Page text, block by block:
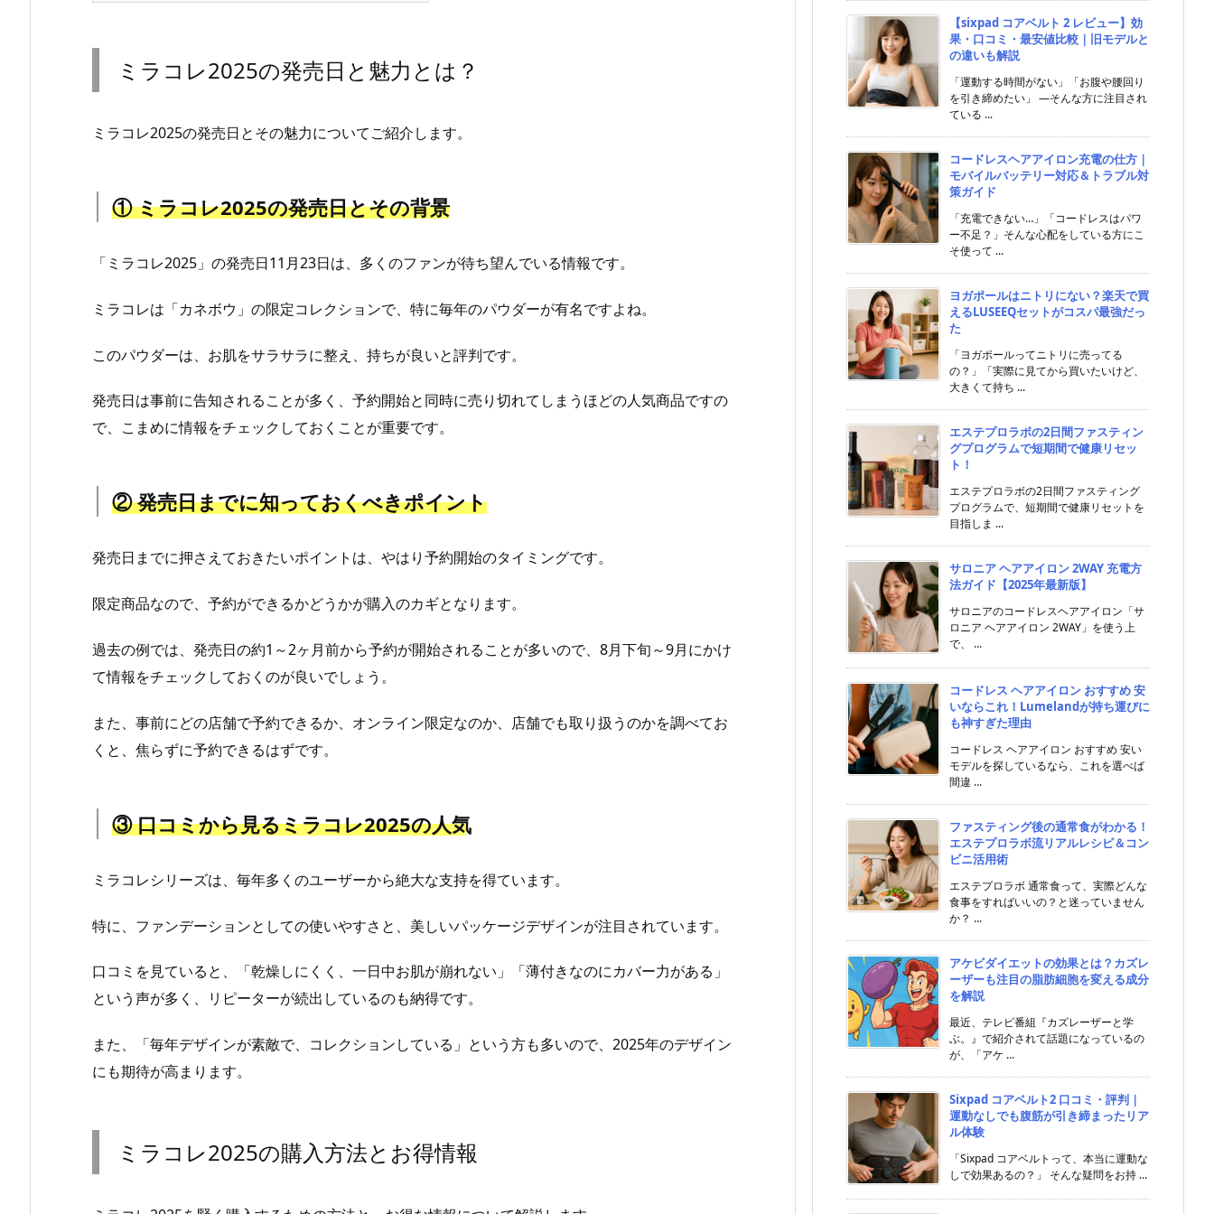
ミラコレ2025の発売日と魅力とは？
ミラコレ2025の発売日とその魅力についてご紹介します。
① ミラコレ2025の発売日とその背景
「ミラコレ2025」の発売日11月23日は、多くのファンが待ち望んでいる情報です。
ミラコレは「カネボウ」の限定コレクションで、特に毎年のパウダーが有名ですよね。
このパウダーは、お肌をサラサラに整え、持ちが良いと評判です。
発売日は事前に告知されることが多く、予約開始と同時に売り切れてしまうほどの人気商品ですの
で、こまめに情報をチェックしておくことが重要です。
② 発売日までに知っておくべきポイント
発売日までに押さえておきたいポイントは、やはり予約開始のタイミングです。
限定商品なので、予約ができるかどうかが購入のカギとなります。
過去の例では、発売日の約1～2ヶ月前から予約が開始されることが多いので、8月下旬～9月にかけ
て情報をチェックしておくのが良いでしょう。
また、事前にどの店舗で予約できるか、オンライン限定なのか、店舗でも取り扱うのかを調べてお
くと、焦らずに予約できるはずです。
③ 口コミから見るミラコレ2025の人気
ミラコレシリーズは、毎年多くのユーザーから絶大な支持を得ています。
特に、ファンデーションとしての使いやすさと、美しいパッケージデザインが注目されています。
口コミを見ていると、「乾燥しにくく、一日中お肌が崩れない」「薄付きなのにカバー力がある」
という声が多く、リピーターが続出しているのも納得です。
また、「毎年デザインが素敵で、コレクションしている」という方も多いので、2025年のデザイン
にも期待が高まります。
ミラコレ2025の購入方法とお得情報
【sixpad コアベルト 2 レビュー】効
果・口コミ・最安値比較｜旧モデルと
の違いも解説
「運動する時間がない」「お腹や腰回り
を引き締めたい」 ―そんな方に注目され
ている ...
コードレスヘアアイロン充電の仕方｜
モバイルバッテリー対応＆トラブル対
策ガイド
「充電できない…」「コードレスはパワ
ー不足？」そんな心配をしている方にこ
そ使って ...
ヨガポールはニトリにない？楽天で買
えるLUSEEQセットがコスパ最強だっ
た
「ヨガポールってニトリに売ってる
の？」「実際に見てから買いたいけど、
大きくて持ち ...
エステプロラボの2日間ファスティン
グプログラムで短期間で健康リセッ
ト！
エステプロラボの2日間ファスティング
プログラムで、短期間で健康リセットを
目指しま ...
サロニア ヘアアイロン 2WAY 充電方
法ガイド【2025年最新版】
サロニアのコードレスヘアアイロン「サ
ロニア ヘアアイロン 2WAY」を使う上
で、 ...
コードレス ヘアアイロン おすすめ 安
いならこれ！Lumelandが持ち運びに
も神すぎた理由
コードレス ヘアアイロン おすすめ 安い
モデルを探しているなら、これを選べば
間違 ...
ファスティング後の通常食がわかる！
エステプロラボ流リアルレシピ＆コン
ビニ活用術
エステプロラボ 通常食って、実際どんな
食事をすればいいの？と迷っていません
か？ ...
アケビダイエットの効果とは？カズレ
ーザーも注目の脂肪細胞を変える成分
を解説
最近、テレビ番組『カズレーザーと学
ぶ。』で紹介されて話題になっているの
が、「アケ ...
Sixpad コアベルト2 口コミ・評判｜
運動なしでも腹筋が引き締まったリア
ル体験
「Sixpad コアベルトって、本当に運動な
しで効果あるの？」 そんな疑問をお持 ...